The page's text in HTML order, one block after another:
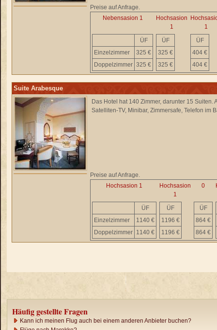
Preise auf Anfrage.
Nebensasion 1
Hochsasion
1
1
ÜF
Einzelzimmer
325 €
Doppelzimmer 325 €
ÜF
325 €
325 €
ÜF
404 €
404 €
Suite Arabesque
Das Hotel hat 140 Zimmer, darunter 15
Satelliten-TV, Minibar, Zimmersafe, Telefon im
Preise auf Anfrage.
Hochsasion 1
Hochsasion
1
0
ÜF
Einzelzimmer
1140 €
Doppelzimmer 1140 €
ÜF
1196 €
1196 €
ÜF
864 €
864 €
Häufig gestellte Fragen
Kann ich meinen Flug auch bei einem anderen Anbieter buchen?